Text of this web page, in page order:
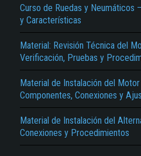
Curso de Ruedas y Neumáticos
y Características
Material: Revisión Técnica del
Verificación, Pruebas y
Material de Instalación del
Componentes, Conexiones y
Material de Instalación del
Conexiones y Procedimientos